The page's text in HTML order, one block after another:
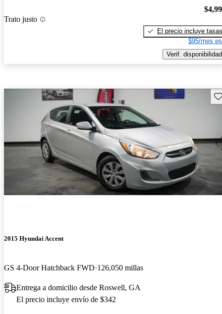
Trato justo
El precio incluye tasas
$95/mes
Verif. disponibilidad
2015 Hyundai Accent
GS 4-Door Hatchback FWD 126,050 millas
Entrega a domicilio desde Roswell, GA
El precio incluye envío de $342